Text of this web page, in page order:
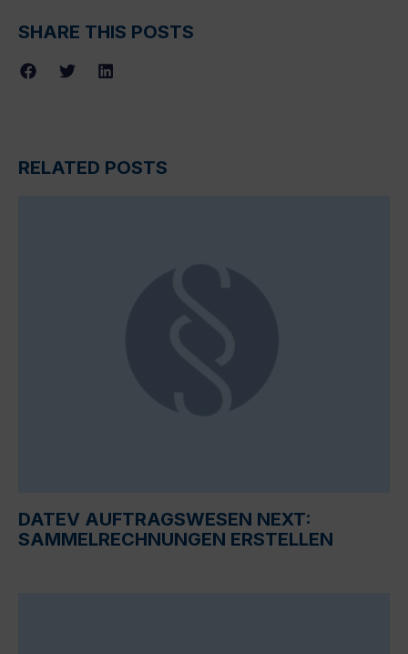
SHARE THIS POSTS
RELATED POSTS
DATEV AUFTRAGSWESEN NEXT:
SAMMELRECHNUNGEN ERSTELLEN